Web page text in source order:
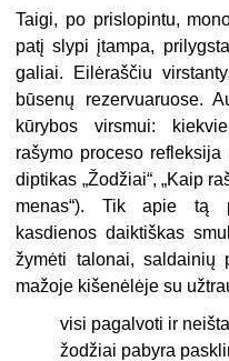
Taigi, po prislopintu,
patį slypi įtampa,
galiai. Eilėraščiu
būsenų rezervuaruose.
kūrybos virsmui:
rašymo proceso refleksija
diptikas „Žodžiai“, „Kaip
menas“). Tik apie tą
kasdienos daiktiškas
žymėti talonai, saldainių
mažoje kišenėlėje su
visi pagalvoti ir
žodžiai pabyra